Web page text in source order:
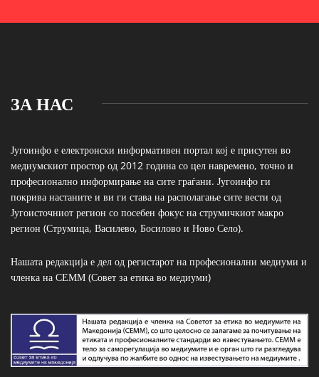
ЗА НАС
Југоинфо е електронски информативен портал кој е присутен во
медиумскиот простор од 2012 година со цел навремено, точно и
професионално информирање на сите граѓани. Југоинфо ги
покрива настаните и ви ги става на располагање сите вести од
Југоисточниот регион со посебен фокус на струмичкиот макро
регион (Струмица, Василево, Босилово и Ново Село).
Нашата редакција е дел од регистарот на професионални медиуми и
членка на СЕММ (Совет за етика во медиуми)